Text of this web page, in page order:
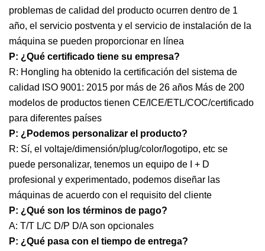
problemas de calidad del producto ocurren dentro de 1
año, el servicio postventa y el servicio de instalación de la
máquina se pueden proporcionar en línea
P: ¿Qué certificado tiene su empresa?
R: Hongling ha obtenido la certificación del sistema de
calidad ISO 9001: 2015 por más de 26 años Más de 200
modelos de productos tienen CE/ICE/ETL/COC/certificado
para diferentes países
P: ¿Podemos personalizar el producto?
R: Sí, el voltaje/dimensión/plug/color/logotipo, etc se
puede personalizar, tenemos un equipo de I + D
profesional y experimentado, podemos diseñar las
máquinas de acuerdo con el requisito del cliente
P: ¿Qué son los términos de pago?
A: T/T L/C D/P D/A son opcionales
P: ¿Qué pasa con el tiempo de entrega?